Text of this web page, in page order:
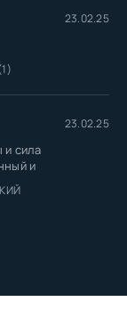
23.02.25
23.02.25
сила
и